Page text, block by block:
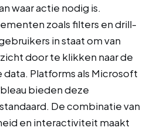
waar actie nodig is.
zoals filters en drill-
in staat om van
door te klikken naar de
Platforms als Microsoft
bieden deze
De combinatie van
en interactiviteit maakt